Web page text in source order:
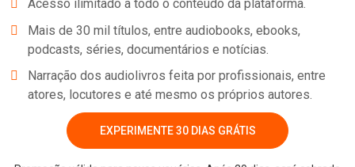
Acesso ilimitado a todo o conteúdo da plataforma.
Mais de 30 mil títulos, entre audiobooks, ebooks,
podcasts, séries, documentários e notícias.
Narração dos audiolivros feita por profissionais, entre
atores, locutores e até mesmo os próprios autores.
EXPERIMENTE 30 DIAS GRÁTIS